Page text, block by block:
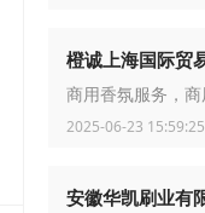
橙诚上海国际贸
商用香氛服务，
2025-06-23 15:59:25
安徽华凯刷业有